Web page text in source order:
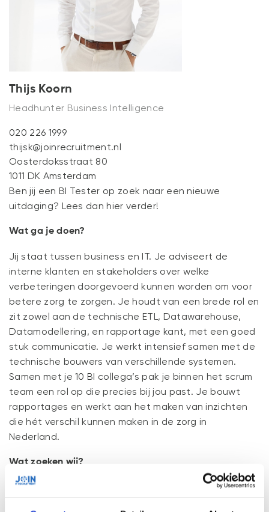
CONTACT
Thijs Koorn
Headhunter Business Intelligence
020 226 1999
thijsk@joinrecruitment.nl
Oosterdoksstraat 80
1011 DK Amsterdam
Ben jij een BI Tester op zoek naar een nieuwe
uitdaging? Lees dan hier verder!
Wat ga je doen?
Jij staat tussen business en IT. Je adviseert de
interne klanten en stakeholders over welke
verbeteringen doorgevoerd kunnen worden om voor
betere zorg te zorgen. Je houdt van een brede rol en
zit zowel aan de technische ETL, Datawarehouse,
Datamodellering, en rapportage kant, met een goed
stuk communicatie. Je werkt intensief samen met de
technische bouwers van verschillende systemen.
Samen met je 10 BI collega’s pak je binnen het scrum
team een rol op die precies bij jou past. Je bouwt
rapportages en werkt aan het maken van inzichten
die hét verschil kunnen maken in de zorg in
Nederland.
Wat zoeken wij?
Je bezit een HBO+ Diploma;
Jij hebt 1 of meerdere jaren werkervaring als BI
specialist, analist of developer;